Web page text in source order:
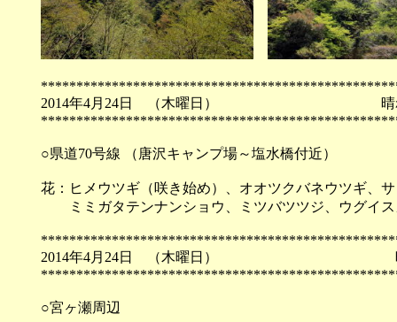
2014年4月24日 （木
○県道70号線 （唐沢キャンプ場～塩水橋付近）
花：ヒメウツギ（咲き始め）、オオツクバネウツギ、
ミミガタテンナンショウ、ミツバツツジ、ウグイス
2014年4月24日 （木
○宮ヶ瀬周辺